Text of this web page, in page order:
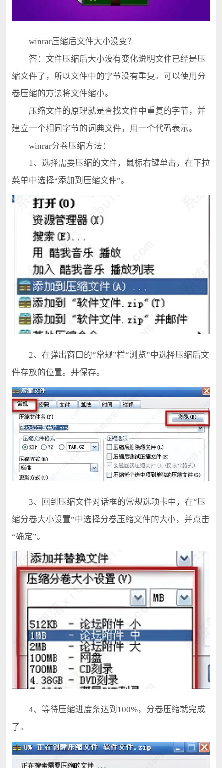
winrar压缩后文件大小没变？
答：文件压缩后大小没有变化说明文件已经是压
缩文件了，所以文件中的字节没有重复。可以使用分
卷压缩的方法将文件缩小。
压缩文件的原理就是查找文件中重复的字节，并
建立一个相同字节的词典文件，用一个代码表示。
winrar分卷压缩方法：
1、选择需要压缩的文件，鼠标右键单击，在下拉
菜单中选择“添加到压缩文件”。
2、在弹出窗口的“常规”栏“浏览”中选择压缩后文
件存放的位置。并保存。
3、回到压缩文件对话框的常规选项卡中，在“压
缩分卷大小设置”中选择分卷压缩文件的大小，并点击
“确定”。
4、等待压缩进度条达到100%，分卷压缩就完成
了。